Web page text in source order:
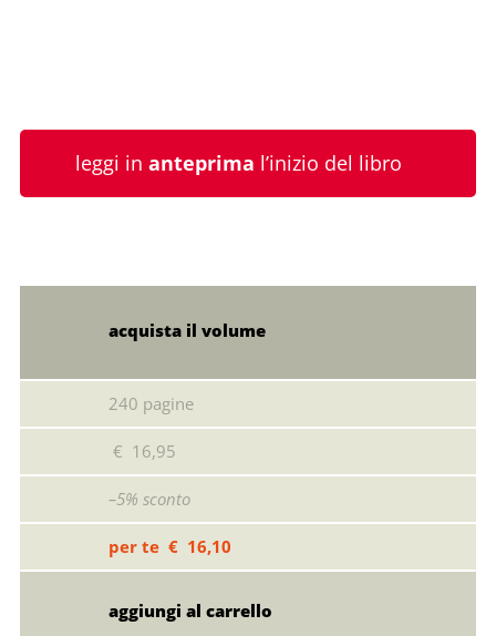
leggi in anteprima l’inizio del libro
acquista il volume
240 pagine
€ 16,95
–5% sconto
per te € 16,10